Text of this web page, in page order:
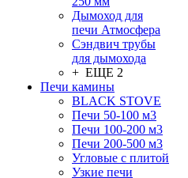
Дымоход для
печи Атмосфера
Сэндвич трубы
для дымохода
+ ЕЩЕ 2
Печи камины
BLACK STOVE
Печи 50-100 м3
Печи 100-200 м3
Печи 200-500 м3
Угловые с плитой
Узкие печи